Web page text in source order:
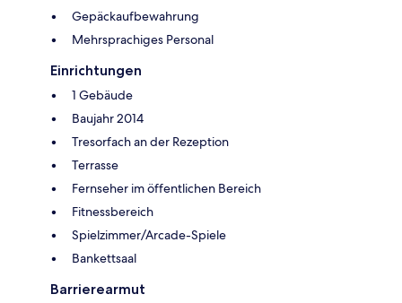
Gepäckaufbewahrung
Mehrsprachiges Personal
Einrichtungen
1 Gebäude
Baujahr 2014
Tresorfach an der Rezeption
Terrasse
Fernseher im öffentlichen Bereich
Fitnessbereich
Spielzimmer/Arcade-Spiele
Bankettsaal
Barrierearmut